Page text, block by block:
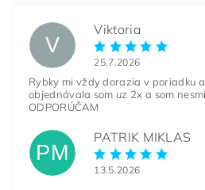
V
Viktoria
25.7.2026
Rybky mi vždy dorazia v poriadku
objednávala som uz 2x a som
ODPORÚČAM
PM
PATRIK MIKLAS
13.5.2026